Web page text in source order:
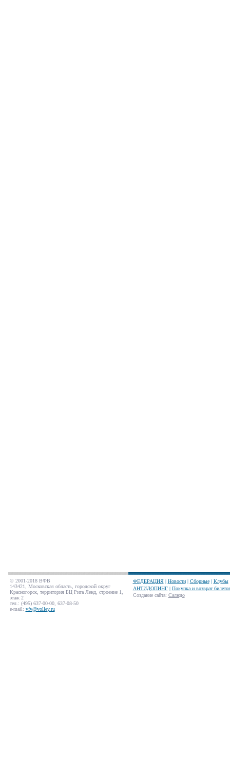
© 2001-2018 ВФВ
143421, Московская область, городской округ
Красногорск, территория БЦ Рига Ленд, строение 1,
этаж 2
тел.: (495) 637-00-00, 637-08-50
e-mail: vfv@volley.ru
ФЕДЕРАЦИЯ| Новости| Сборные| Клубы
АНТИДОПИНГ| Покупка и возврат
Создание сайта: Салюдо